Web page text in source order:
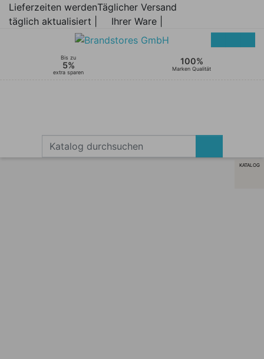
Lieferzeiten werden
täglich aktualisiert |
Täglicher Versand
Ihrer Ware |
Bis zu
5%
extra sparen
100%
Marken Qualität
KATALOG